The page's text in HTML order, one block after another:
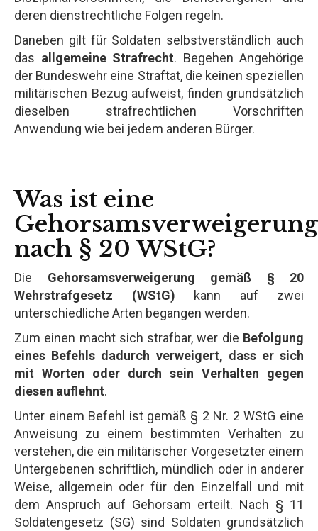
deren dienstrechtliche Folgen regeln.
Daneben gilt für Soldaten selbstverständlich auch
das allgemeine Strafrecht. Begehen Angehörige
der Bundeswehr eine Straftat, die keinen speziellen
militärischen Bezug aufweist, finden grundsätzlich
dieselben strafrechtlichen Vorschriften
Anwendung wie bei jedem anderen Bürger.
Was ist eine
Gehorsamsverweigerung
nach § 20 WStG?
Die Gehorsamsverweigerung gemäß § 20
Wehrstrafgesetz (WStG) kann auf zwei
unterschiedliche Arten begangen werden.
Zum einen macht sich strafbar, wer die Befolgung
eines Befehls dadurch verweigert, dass er sich
mit Worten oder durch sein Verhalten gegen
diesen auflehnt.
Unter einem Befehl ist gemäß § 2 Nr. 2 WStG eine
Anweisung zu einem bestimmten Verhalten zu
verstehen, die ein militärischer Vorgesetzter einem
Untergebenen schriftlich, mündlich oder in anderer
Weise, allgemein oder für den Einzelfall und mit
dem Anspruch auf Gehorsam erteilt. Nach § 11
Soldatengesetz (SG) sind Soldaten grundsätzlich